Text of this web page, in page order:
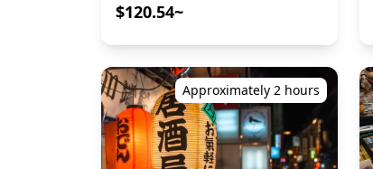
$120.54~
Approximately 2 hours